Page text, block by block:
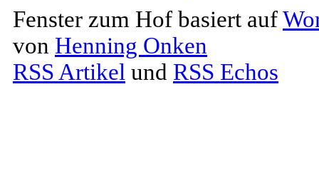
Fenster zum Hof basiert auf
von Henning Onken
RSS Artikel und RSS Echos